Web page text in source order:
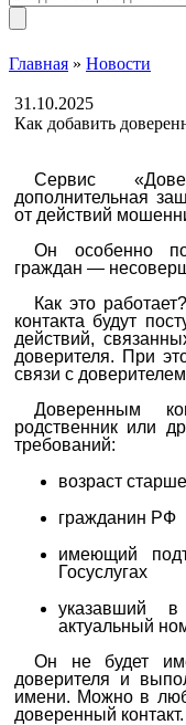
Главная » Новости
31.10.2025
Как добавить
Сервис
дополнительная
от действий
Он особенно
граждан —
Как это
контакта будут
действий,
доверителя. При
связи с
Доверенным
родственник или
требований:
возраст
гражданин РФ
имеющий
Госуслугах
указавший
актуальный
Он не будет
доверителя и
имени. Можно в
доверенный контакт.